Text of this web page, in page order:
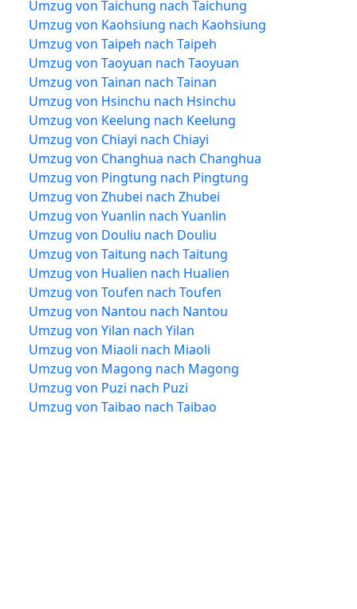
Umzug von Taichung nach Taichung
Umzug von Kaohsiung nach Kaohsiung
Umzug von Taipeh nach Taipeh
Umzug von Taoyuan nach Taoyuan
Umzug von Tainan nach Tainan
Umzug von Hsinchu nach Hsinchu
Umzug von Keelung nach Keelung
Umzug von Chiayi nach Chiayi
Umzug von Changhua nach Changhua
Umzug von Pingtung nach Pingtung
Umzug von Zhubei nach Zhubei
Umzug von Yuanlin nach Yuanlin
Umzug von Douliu nach Douliu
Umzug von Taitung nach Taitung
Umzug von Hualien nach Hualien
Umzug von Toufen nach Toufen
Umzug von Nantou nach Nantou
Umzug von Yilan nach Yilan
Umzug von Miaoli nach Miaoli
Umzug von Magong nach Magong
Umzug von Puzi nach Puzi
Umzug von Taibao nach Taibao